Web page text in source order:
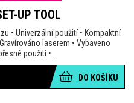
UP TOOL
• Univerzální použití • Kompaktní
laserem • Vybaveno
použití •...
DO KOŠÍKU